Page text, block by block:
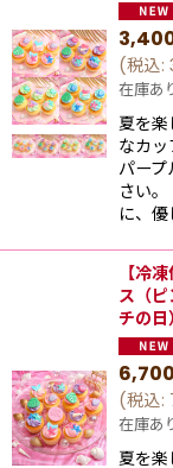
(税込:
在庫あ
夏を楽
なカ
パー
さい
に、
【冷
ス（
チの日）
6,700
(税込:
在庫あ
夏を楽